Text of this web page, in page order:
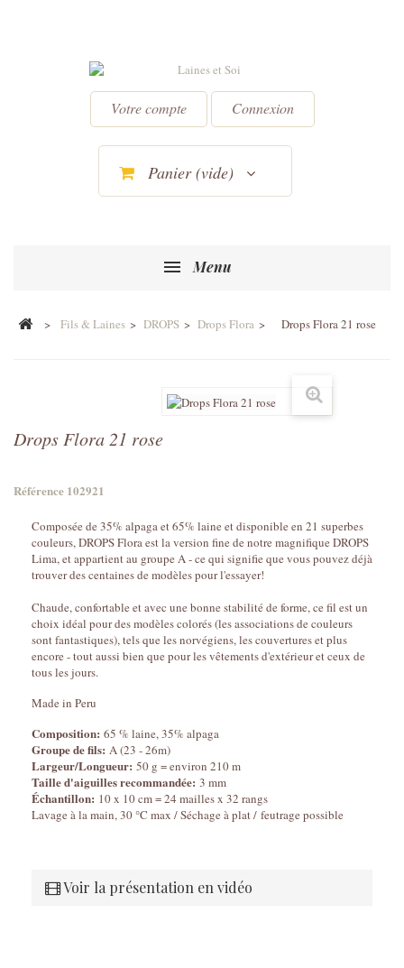
Votre compte Connexion
Panier (vide)
Menu
> Fils & Laines > DROPS > Drops Flora > Drops Flora 21 rose
Drops Flora 21 rose
Référence 102921
Composée de 35% alpaga et 65% laine et disponible en 21 superbes
couleurs, DROPS Flora est la version fine de notre magnifique DROPS
Lima, et appartient au groupe A - ce qui signifie que vous pouvez déjà
trouver des centaines de modèles pour l'essayer!
Chaude, confortable et avec une bonne stabilité de forme, ce fil est un
choix idéal pour des modèles colorés (les associations de couleurs
sont fantastiques), tels que les norvégiens, les couvertures et plus
encore - tout aussi bien que pour les vêtements d'extérieur et ceux de
tous les jours.
Made in Peru
Composition: 65 % laine, 35% alpaga
Groupe de fils: A (23 - 26m)
Largeur/Longueur: 50 g = environ 210 m
Taille d'aiguilles recommandée: 3 mm
Échantillon: 10 x 10 cm = 24 mailles x 32 rangs
Lavage à la main, 30 °C max / Séchage à plat / feutrage possible
Voir la présentation en vidéo